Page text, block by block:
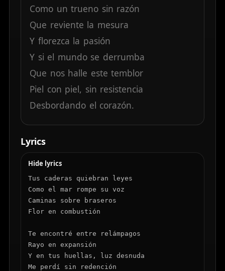
Como un trueno sin razón
Que reviente la mesura
Y florezca la pasión
Y si el mundo se derrumba
Que nos halle este temblor
Piel con piel, sin resistencia
Desbordando el corazón.
Lyrics
Hide lyrics
Tus caderas quiebran leyes
Como el mar rompe su voz
Caminas sobre braseros
Flor en combustión
Te encontré entre relámpagos
Rayo en expansión
Y en tus huellas, luz desnuda
Me perdí sin redención